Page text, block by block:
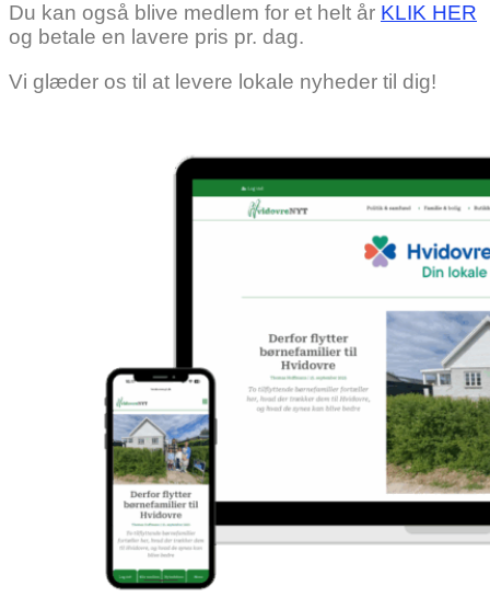
Du kan også blive medlem for et helt år KLIK HER
og betale en lavere pris pr. dag.
Vi glæder os til at levere lokale nyheder til dig!